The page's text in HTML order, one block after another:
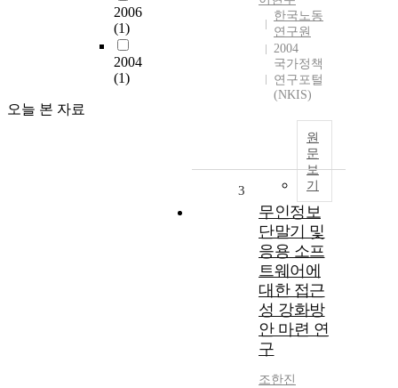
2006
(1)
2004
(1)
오늘 본 자료
한국노동
연구원
2004
국가정책
연구포털
(NKIS)
원
문
보
기
3
무인정보
단말기 및
응용 소프
트웨어에
대한 접근
성 강화방
안 마련 연
구
조한진